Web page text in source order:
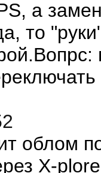
а
то
облом
X-